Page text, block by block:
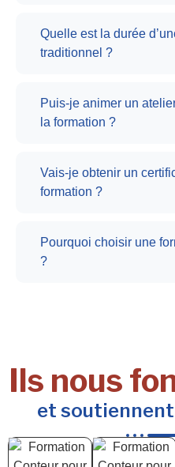
Quelle est la durée
traditionnel ?
Puis-je animer un
la formation ?
Vais-je obtenir un
formation ?
Pourquoi choisir une
?
Ils nous
et